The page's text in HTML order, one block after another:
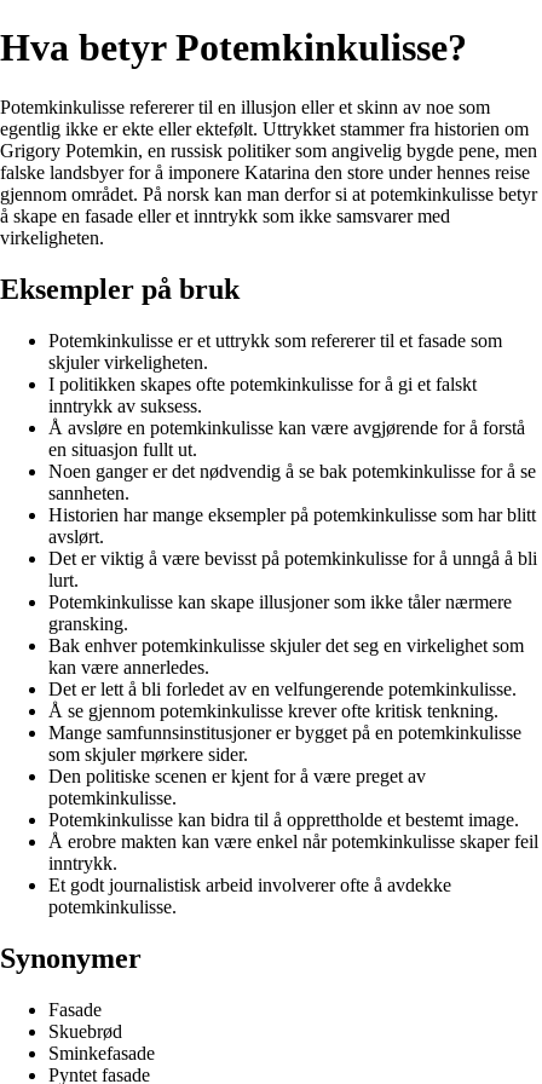
Hva betyr Potemkinkulisse?
Potemkinkulisse refererer til en illusjon eller et skinn av noe som
egentlig ikke er ekte eller ektefølt. Uttrykket stammer fra historien om
Grigory Potemkin, en russisk politiker som angivelig bygde pene, men
falske landsbyer for å imponere Katarina den store under hennes reise
gjennom området. På norsk kan man derfor si at potemkinkulisse betyr
å skape en fasade eller et inntrykk som ikke samsvarer med
virkeligheten.
Eksempler på bruk
Potemkinkulisse er et uttrykk som refererer til et fasade som
skjuler virkeligheten.
I politikken skapes ofte potemkinkulisse for å gi et falskt
inntrykk av suksess.
Å avsløre en potemkinkulisse kan være avgjørende for å forstå
en situasjon fullt ut.
Noen ganger er det nødvendig å se bak potemkinkulisse for å se
sannheten.
Historien har mange eksempler på potemkinkulisse som har blitt
avslørt.
Det er viktig å være bevisst på potemkinkulisse for å unngå å bli
lurt.
Potemkinkulisse kan skape illusjoner som ikke tåler nærmere
gransking.
Bak enhver potemkinkulisse skjuler det seg en virkelighet som
kan være annerledes.
Det er lett å bli forledet av en velfungerende potemkinkulisse.
Å se gjennom potemkinkulisse krever ofte kritisk tenkning.
Mange samfunnsinstitusjoner er bygget på en potemkinkulisse
som skjuler mørkere sider.
Den politiske scenen er kjent for å være preget av
potemkinkulisse.
Potemkinkulisse kan bidra til å opprettholde et bestemt image.
Å erobre makten kan være enkel når potemkinkulisse skaper feil
inntrykk.
Et godt journalistisk arbeid involverer ofte å avdekke
potemkinkulisse.
Synonymer
Fasade
Skuebrød
Sminkefasade
Pyntet fasade